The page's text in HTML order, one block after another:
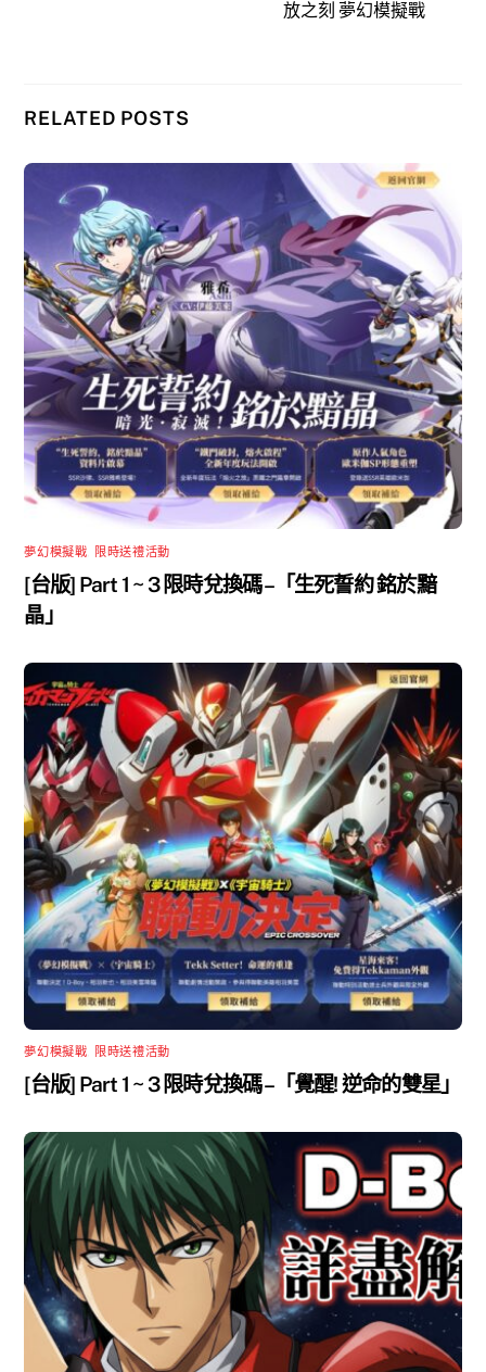
放之刻 夢幻模擬戰
RELATED POSTS
夢幻模擬戰 限時送禮活動
[台版] Part 1 ~ 3 限時兌換碼 –「生死誓約 銘於黯
晶」
夢幻模擬戰 限時送禮活動
[台版] Part 1 ~ 3 限時兌換碼 –「覺醒! 逆命的雙星」